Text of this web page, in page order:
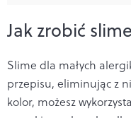
Jak zrobić
Slime dla małych
przepisu, eliminując z
kolor, możesz